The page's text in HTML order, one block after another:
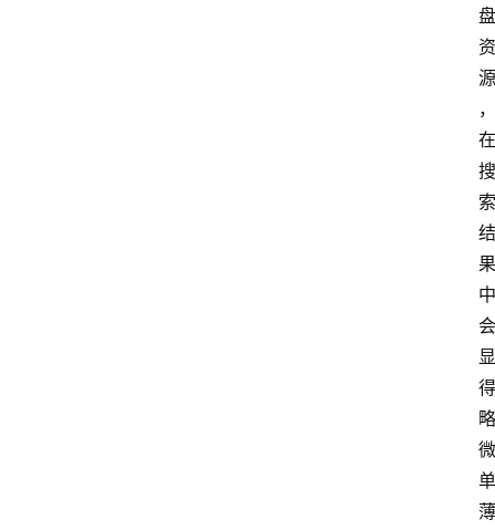
盘
资
源
，
在
搜
索
结
果
中
会
显
得
略
微
单
薄